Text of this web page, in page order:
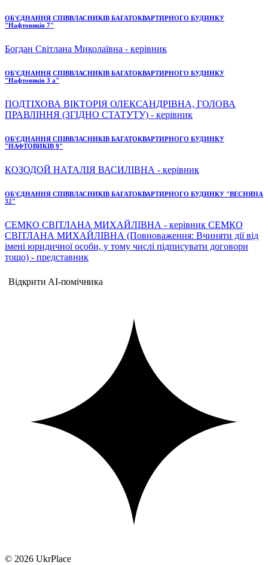
ОБ'ЄДНАННЯ СПІВВЛАСНИКІВ БАГАТОКВАРТИРНОГО БУДИНКУ
"Нафтовиків 7"
Богдан Світлана Миколаївна - керівник
ОБ'ЄДНАННЯ СПІВВЛАСНИКІВ БАГАТОКВАРТИРНОГО БУДИНКУ
"Нафтовиків 3 а"
ПОДТІХОВА ВІКТОРІЯ ОЛЕКСАНДРІВНА, ГОЛОВА
ПРАВЛІННЯ (ЗГІДНО СТАТУТУ) - керівник
ОБ'ЄДНАННЯ СПІВВЛАСНИКІВ БАГАТОКВАРТИРНОГО БУДИНКУ
"НАФТОВИКІВ 9"
КОЗОДОЙ НАТАЛІЯ ВАСИЛІВНА - керівник
ОБ'ЄДНАННЯ СПІВВЛАСНИКІВ БАГАТОКВАРТИРНОГО БУДИНКУ "ВЕСНЯНА
32"
СЕМКО СВІТЛАНА МИХАЙЛІВНА - керівник СЕМКО
СВІТЛАНА МИХАЙЛІВНА (Повноваження: Вчиняти дії від
імені юридичної особи, у тому числі підписувати договори
тощо) - представник
Відкрити AI-помічника
© 2026 UkrPlace